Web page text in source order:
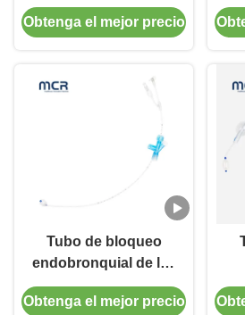
endobronquiales de
PVC desechable con
Obtenga el mejor precio
Tubo de bloqueo
endobronquial de luz
única desechable
Tubo de PVC con
Obtenga el mejor precio